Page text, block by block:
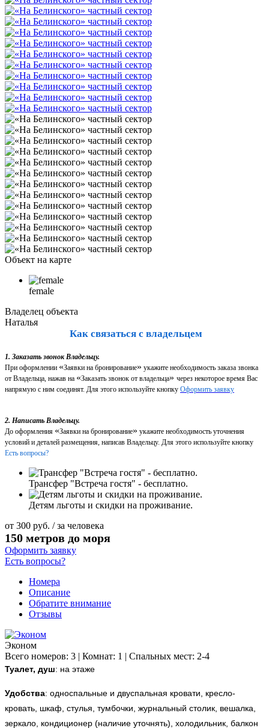
Объект на карте
female
Владелец объекта
Наталья
Как связаться с владельцем
1. Заказать звонок Владельцу.
При оформлении «Заявки на бронирование» укажите необходимость заказа звонка
от Владельца, нажав на «Заказать звонок от владельца» через некоторое время Вас
напрямую с ним соединят. Для этого используйте кнопку Оформить заявку
2. Написать Владельцу.
До оформления «Заявки на бронирование» укажите необходимость уточнения
условий и деталей размещения, написав Владельцу. Для этого используйте кнопку
Есть вопросы?
Трансфер "Встреча гостя" - бесплатно.
Детям льготы и скидки на проживание.
от 300 руб. / за человека
150 метров до моря
Оформить заявку
Есть вопросы?
Номера
Описание
Обратите внимание
Отзывы
Эконом
Всего номеров: 3 | Комнат: 1 | Спальных мест: 2-4
Туалет, душ: на этаже
Удобства: односпальные и двуспальная кровати, кресло-
кровать, шкаф, стулья, тумбочки, журнальный столик, вешалка,
зеркало, кондиционер (наличие уточнять), холодильник, балкон